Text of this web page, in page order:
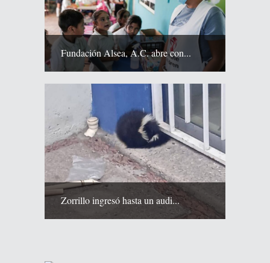
Fundación Alsea, A.C. abre con...
Zorrillo ingresó hasta un audi...